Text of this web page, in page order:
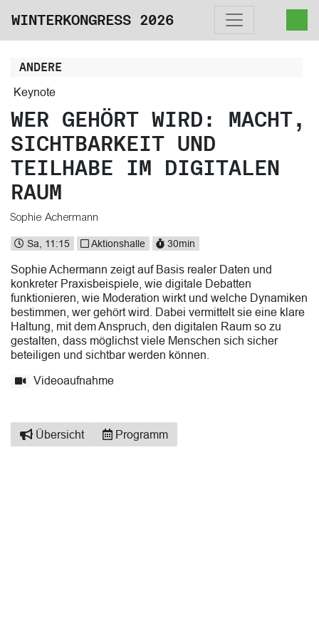
WINTERKONGRESS 2026
ANDERE
Keynote
WER GEHÖRT WIRD: MACHT,
SICHTBARKEIT UND
TEILHABE IM DIGITALEN
RAUM
Sophie Achermann
Sa, 11:15 Aktionshalle 30min
Sophie Achermann zeigt auf Basis realer Daten und
konkreter Praxisbeispiele, wie digitale Debatten
funktionieren, wie Moderation wirkt und welche Dynamiken
bestimmen, wer gehört wird. Dabei vermittelt sie eine klare
Haltung, mit dem Anspruch, den digitalen Raum so zu
gestalten, dass möglichst viele Menschen sich sicher
beteiligen und sichtbar werden können.
Videoaufnahme
Übersicht Programm